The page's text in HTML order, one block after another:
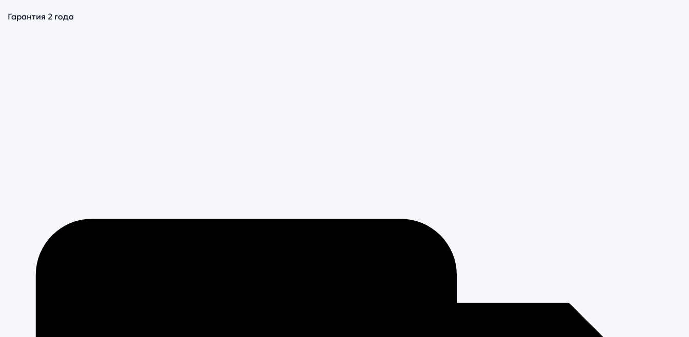
Гарантия 2 года